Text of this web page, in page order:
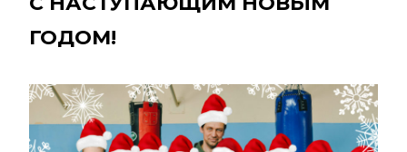
ГОДОМ!